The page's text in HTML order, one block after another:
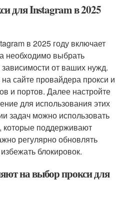
для Instagram в 2025
в 2025 году включает
необходимо выбрать
от ваших нужд.
сайте провайдера прокси и
и портов. Далее настройте
для использования этих
задач можно использовать
поддерживают
регулярно обновлять
блокировок.
на выбор прокси для